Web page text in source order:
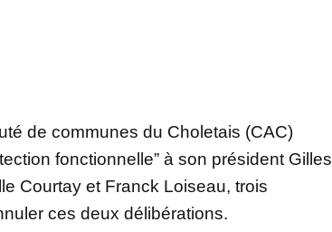
de communes du Choletais (CAC)
fonctionnelle” à son président Gilles
Courtay et Franck Loiseau, trois
ces deux délibérations.